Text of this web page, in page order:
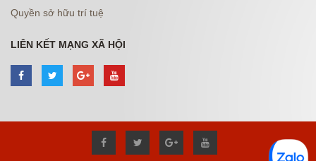
Quyền sở hữu trí tuệ
LIÊN KẾT MẠNG XÃ HỘI